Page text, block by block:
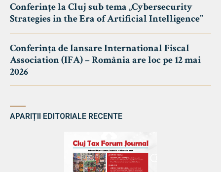
Conferințe la Cluj sub tema „Cybersecurity
Strategies in the Era of Artificial Intelligence”
Conferința de lansare International Fiscal
Association (IFA) – România are loc pe 12 mai
2026
APARIȚII EDITORIALE RECENTE